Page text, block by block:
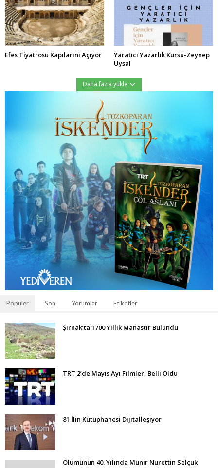
Efes Tiyatrosu Kapılarını Açıyor
Yaratıcı Yazarlık Kursu-Zeynep
Uysal
Daha fazla yükle
Popüler Son Yorumlar Etiketler
Şırnak’ta 1700 Yıllık Manastır Bulundu
TRT 2’de Mayıs Ayı Filmleri Belli Oldu
81 İlin Kütüphanesi Dijitalleşiyor
Ölümünün 40. Yılında Münir Nurettin Selçuk